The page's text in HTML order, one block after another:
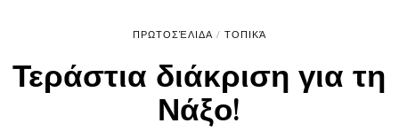
ΠΡΩΤΟΣΈΛΙΔΑ / ΤΟΠΙΚΆ
Τεράστια διάκριση για τη
Νάξο!